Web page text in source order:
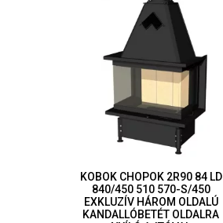
KOBOK CHOPOK 2R90 84 LD
840/450 510 570-S/450
EXKLUZÍV HÁROM OLDALÚ
KANDALLÓBETÉT OLDALRA